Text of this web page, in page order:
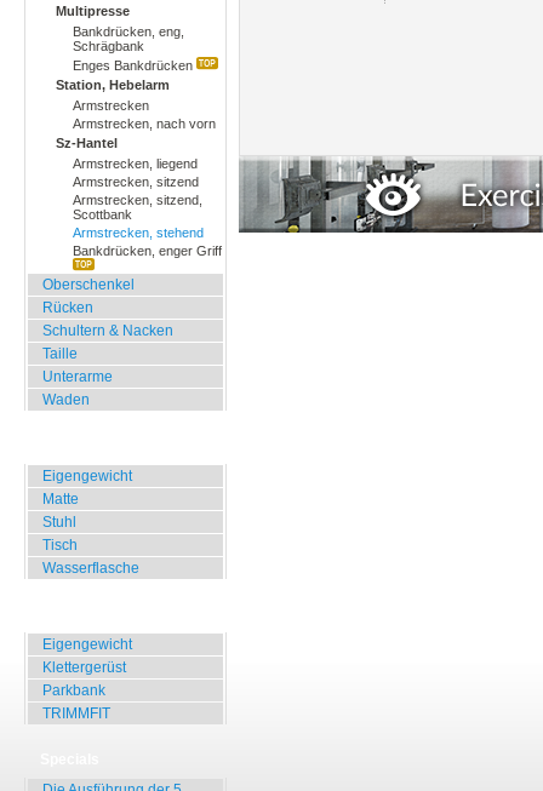
Multipresse
Bankdrücken, eng,
Schrägbank
Enges Bankdrücken
Station, Hebelarm
Armstrecken
Armstrecken, nach vorn
Sz-Hantel
Armstrecken, liegend
Armstrecken, sitzend
Armstrecken, sitzend,
Scottbank
Armstrecken, stehend
Bankdrücken, enger Griff
Oberschenkel
Rücken
Schultern & Nacken
Taille
Unterarme
Waden
Eigengewicht
Matte
Stuhl
Tisch
Wasserflasche
Eigengewicht
Klettergerüst
Parkbank
TRIMMFIT